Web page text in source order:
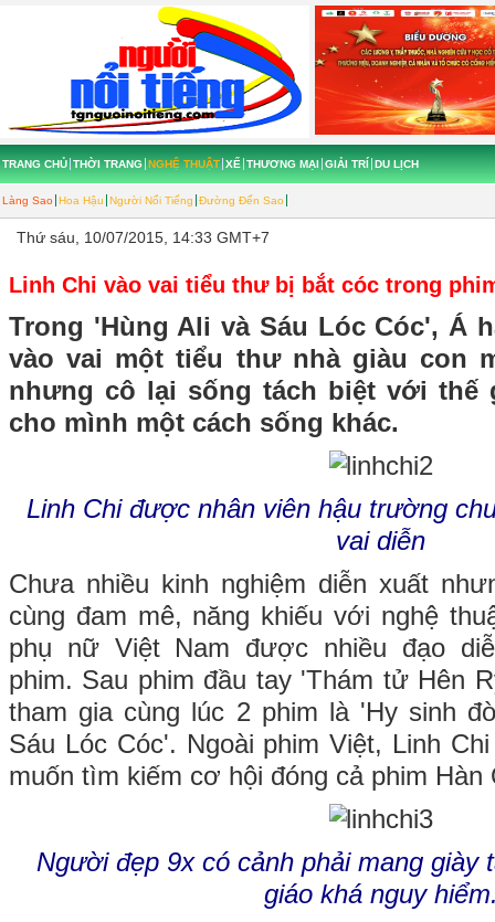
TRANG CHỦ THỜI TRANG NGHỆ THUẬT
Làng Sao Hoa Hậu Người Nổi Tiếng Đường Đến Sao
XẾ THƯƠNG MẠI GIẢI TRÍ DU LỊCH
Thứ sáu, 10/07/2015, 14:33 GMT+7
Linh Chi vào vai tiểu thư bị bắt cóc trong
Trong 'Hùng Ali và Sáu Lóc Cóc', Á
vào vai một tiểu thư nhà giàu con
nhưng cô lại sống tách biệt với thế
cho mình một cách sống khác.
Linh Chi được nhân viên hậu trường
vai diễn
Chưa nhiều kinh nghiệm diễn xuất
cùng đam mê, năng khiếu với nghệ
phụ nữ Việt Nam được nhiều đạo
phim. Sau phim đầu tay 'Thám tử Hên
tham gia cùng lúc 2 phim là 'Hy sinh
Sáu Lóc Cóc'. Ngoài phim Việt, Linh
muốn tìm kiếm cơ hội đóng cả phim Hàn
Người đẹp 9x có cảnh phải mang giày
giáo khá nguy